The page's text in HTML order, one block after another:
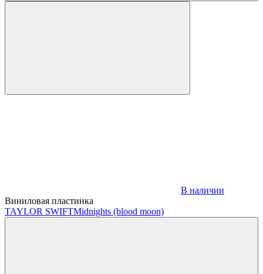
В наличии
Виниловая пластинка
TAYLOR SWIFTMidnights (blood moon)